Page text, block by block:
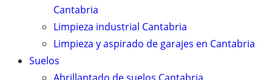
Cantabria
Limpieza industrial Cantabria
Limpieza y aspirado de garajes en Cantabria
Suelos